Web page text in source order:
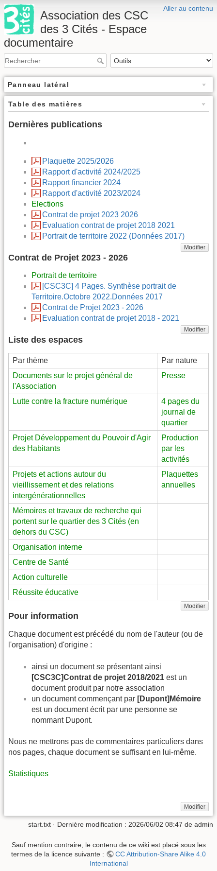
Aller au contenu
Association des CSC
des 3 Cités - Espace
documentaire
Panneau latéral
Table des matières
Dernières publications
Plaquette 2025/2026
Rapport d'activité 2024/2025
Rapport financier 2024
Rapport d'activité 2023/2024
Elections
Contrat de projet 2023 2026
Evaluation contrat de projet 2018 2021
Portrait de territoire 2022 (Données 2017)
Modifier
Contrat de Projet 2023 - 2026
Portrait de territoire
[CSC3C] 4 Pages. Synthèse portrait de
Territoire.Octobre 2022.Données 2017
Contrat de Projet 2023 - 2026
Evaluation contrat de projet 2018 - 2021
Modifier
Liste des espaces
Par thème
Par nature
Documents sur le projet général de
l'Association
Presse
Lutte contre la fracture numérique
4 pages du
journal de
quartier
Projet Développement du Pouvoir d'Agir
des Habitants
Production
par les
activités
Projets et actions autour du
vieillissement et des relations
intergénérationnelles
Plaquettes
annuelles
Mémoires et travaux de recherche qui
portent sur le quartier des 3 Cités (en
dehors du CSC)
Organisation interne
Centre de Santé
Action culturelle
Réussite éducative
Modifier
Pour information
Chaque document est précédé du nom de l'auteur (ou de
l'organisation) d'origine :
ainsi un document se présentant ainsi
[CSC3C]Contrat de projet 2018/2021 est un
document produit par notre association
un document commençant par [Dupont]Mémoire
est un document écrit par une personne se
nommant Dupont.
Nous ne mettrons pas de commentaires particuliers dans
nos pages, chaque document se suffisant en lui-même.
Statistiques
Modifier
start.txt · Dernière modification : 2026/06/02 08:47 de admin
Sauf mention contraire, le contenu de ce wiki est placé sous les
termes de la licence suivante :
CC Attribution-Share Alike 4.0
International